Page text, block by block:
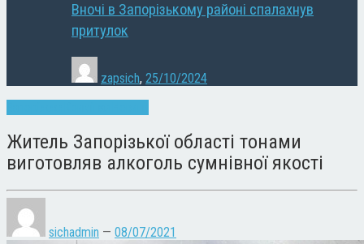
Вночі в Запорізькому районі спалахнув
притулок
zapsich, 25/10/2024
Житель Запорізької області тонами
виготовляв алкоголь сумнівної якості
sichadmin — 08/07/2021